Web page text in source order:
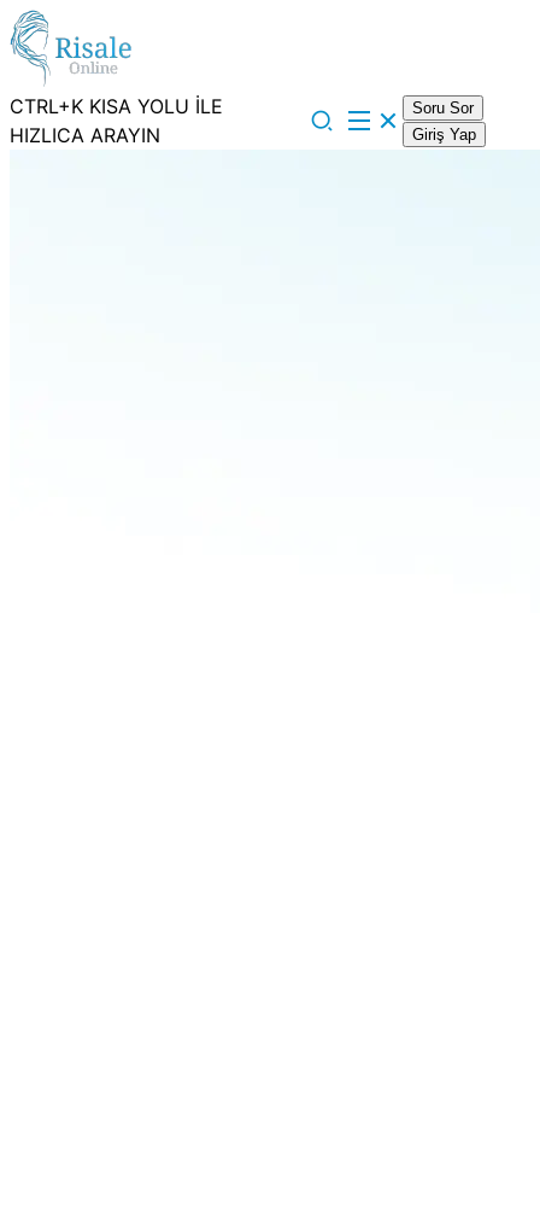
CTRL+K KISA YOLU İLE
HIZLICA ARAYIN
Soru Sor
Giriş Yap